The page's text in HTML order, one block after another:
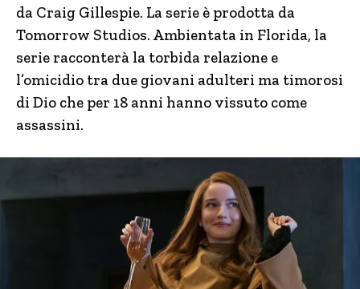
da Craig Gillespie. La serie è prodotta da
Tomorrow Studios. Ambientata in Florida, la
serie racconterà la torbida relazione e
l’omicidio tra due giovani adulteri ma timorosi
di Dio che per 18 anni hanno vissuto come
assassini.